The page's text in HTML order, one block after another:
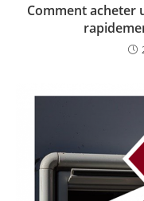
Comment acheter